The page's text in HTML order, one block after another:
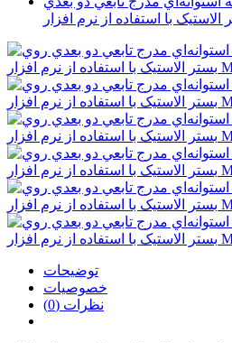
توضیحات
خصوصیات
نظرات (0)